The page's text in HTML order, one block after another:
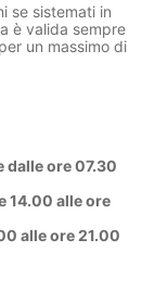
se sistemati in
è valida sempre
un massimo di
ore 07.30
14.00 alle ore
alle ore 21.00